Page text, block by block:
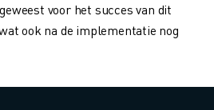
voor het succes van dit
ook na de implementatie nog